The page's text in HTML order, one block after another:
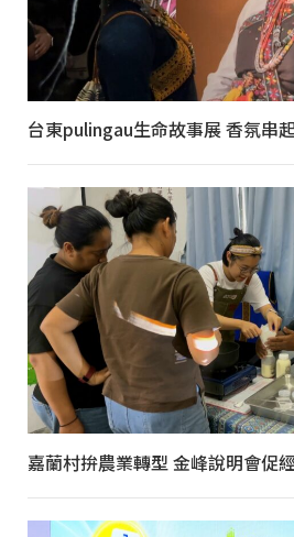
台東pulingau生命故事展 香氛串
嘉蘭村拚農業轉型 金峰說明會促